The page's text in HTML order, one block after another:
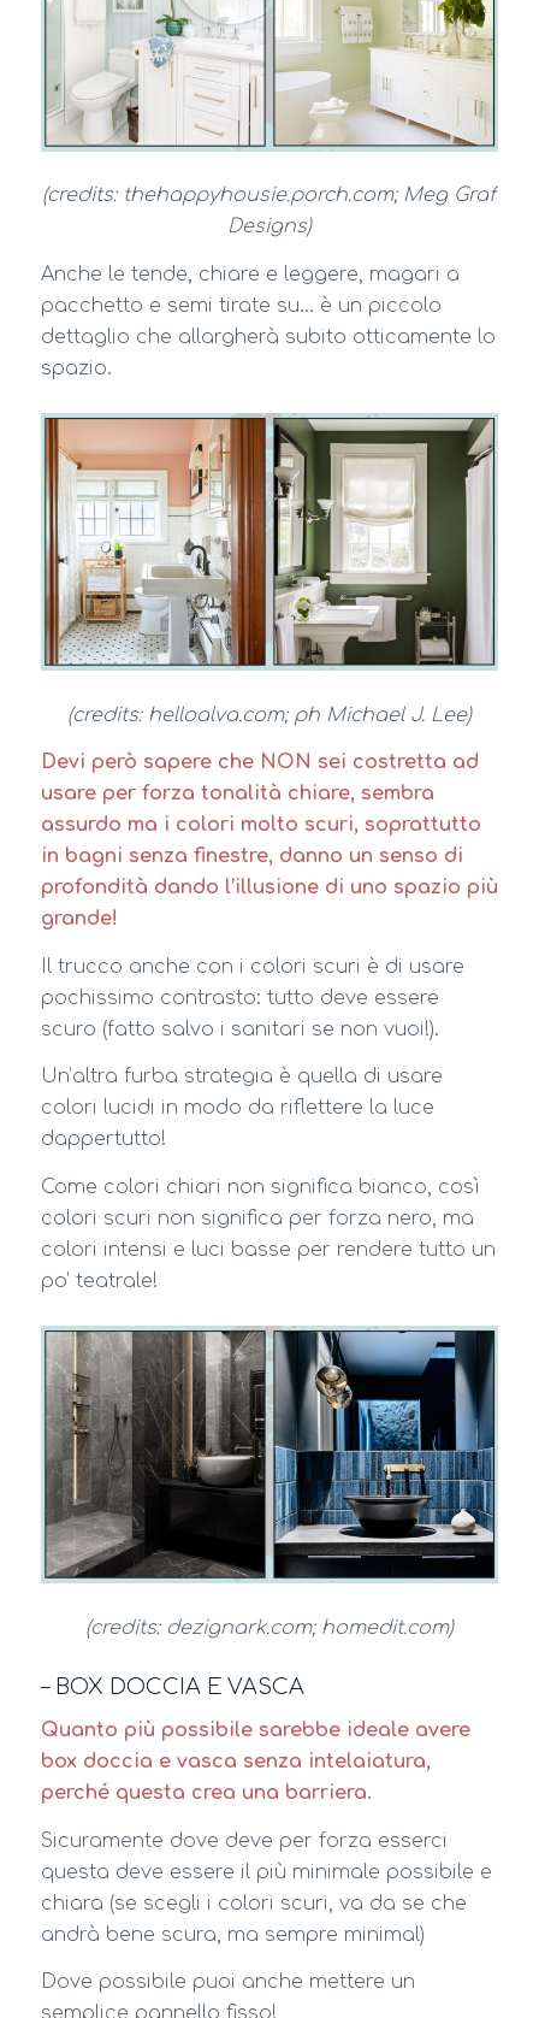
(credits: thehappyhousie.porch.com; Meg Graf
Designs)
Anche le tende, chiare e leggere, magari a
pacchetto e semi tirate su… è un piccolo
dettaglio che allargherà subito otticamente lo
spazio.
(credits: helloalva.com; ph Michael J. Lee)
Devi però sapere che NON sei costretta ad
usare per forza tonalità chiare, sembra
assurdo ma i colori molto scuri, soprattutto
in bagni senza finestre, danno un senso di
profondità dando l’illusione di uno spazio più
grande!
Il trucco anche con i colori scuri è di usare
pochissimo contrasto: tutto deve essere
scuro (fatto salvo i sanitari se non vuoi!).
Un’altra furba strategia è quella di usare
colori lucidi in modo da riflettere la luce
dappertutto!
Come colori chiari non significa bianco, così
colori scuri non significa per forza nero, ma
colori intensi e luci basse per rendere tutto un
po’ teatrale!
(credits: dezignark.com; homedit.com)
– BOX DOCCIA E VASCA
Quanto più possibile sarebbe ideale avere
box doccia e vasca senza intelaiatura,
perché questa crea una barriera.
Sicuramente dove deve per forza esserci
questa deve essere il più minimale possibile e
chiara (se scegli i colori scuri, va da se che
andrà bene scura, ma sempre minimal)
Dove possibile puoi anche mettere un
semplice pannello fisso!